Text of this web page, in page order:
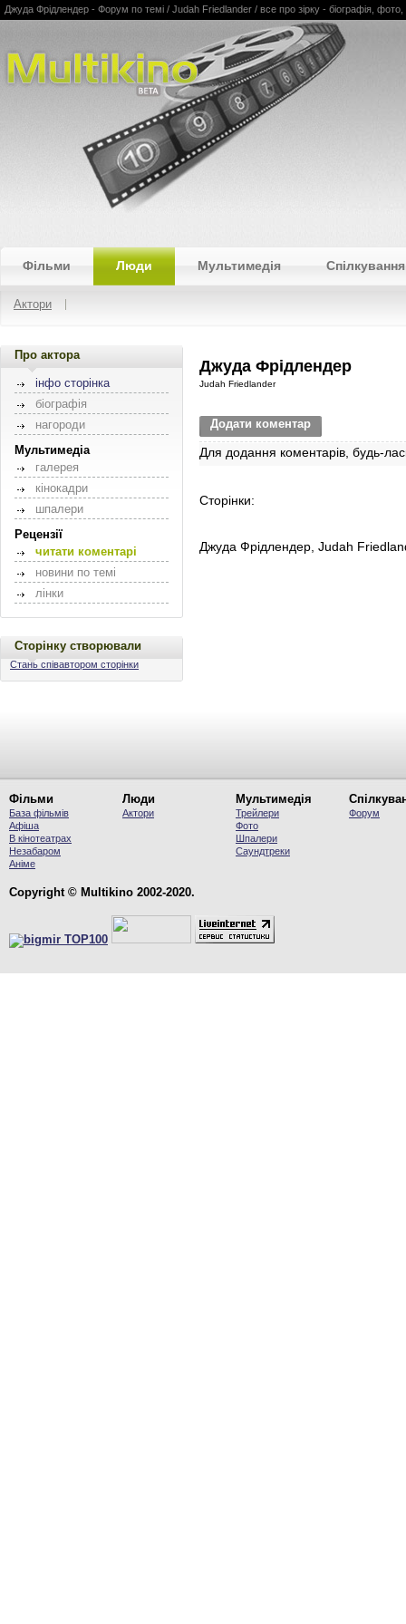
Multikino
Джуда Фрідлендер - Форум по темі / Judah Friedlander / все про зірку - біографія, фото,
Фільми Люди Мультимедія Спілкування
Актори
Про актора
інфо сторінка
біографія
нагороди
Мультимедіа
галерея
кінокадри
шпалери
Рецензії
читати коментарі
новини по темі
лінки
Сторінку створювали
Стань співавтором сторінки
Джуда Фрідлендер
Judah Friedlander
Додати коментар
Для додання коментарів, будь-
Сторінки:
Джуда Фрідлендер, Judah
Фільми
База фільмів
Афіша
В кінотеатрах
Незабаром
Аніме
Люди
Актори
Мультимедія
Трейлери
Фото
Шпалери
Саундтреки
Форум
Copyright © Multikino 2002-2020.